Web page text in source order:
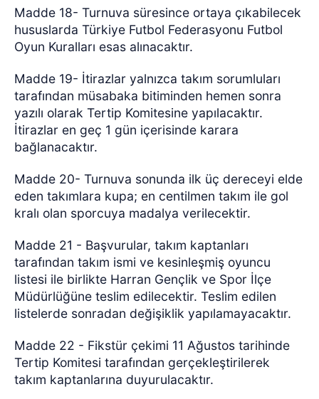
Madde 18- Turnuva süresince ortaya çıkabilecek
hususlarda Türkiye Futbol Federasyonu Futbol
Oyun Kuralları esas alınacaktır.
Madde 19- İtirazlar yalnızca takım sorumluları
tarafından müsabaka bitiminden hemen sonra
yazılı olarak Tertip Komitesine yapılacaktır.
İtirazlar en geç 1 gün içerisinde karara
bağlanacaktır.
Madde 20- Turnuva sonunda ilk üç dereceyi elde
eden takımlara kupa; en centilmen takım ile gol
kralı olan sporcuya madalya verilecektir.
Madde 21 - Başvurular, takım kaptanları
tarafından takım ismi ve kesinleşmiş oyuncu
listesi ile birlikte Harran Gençlik ve Spor İlçe
Müdürlüğüne teslim edilecektir. Teslim edilen
listelerde sonradan değişiklik yapılamayacaktır.
Madde 22 - Fikstür çekimi 11 Ağustos tarihinde
Tertip Komitesi tarafından gerçekleştirilerek
takım kaptanlarına duyurulacaktır.